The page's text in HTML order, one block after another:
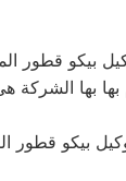
بها الشركة